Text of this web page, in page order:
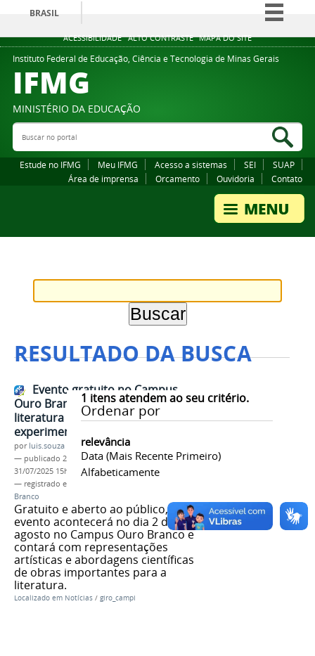
ACESSIBILIDADE ALTO CONTRASTE MAPA DO SITE
BRASIL
Simplifique!
Comunica BR
Legislação
Instituto Federal de Educação, Ciência e Tecnologia de Minas Gerais
IFMG
MINISTÉRIO DA EDUCAÇÃO
Buscar no portal
Estude no IFMG Meu IFMG Acesso a sistemas SEI
SUAP
Área de imprensa
Orcamento Ouvidoria Contato
RESULTADO DA BUSCA
1 itens atendem ao seu critério.
Ordenar por
relevância
Data (mais Recente Primeiro)
Alfabeticamente
Evento gratuito no Campus
Ouro Branco explora clássicos da
literatura com arte e
experimentação científica
por luis.souza
— publicado 23/07/2025 —última modificação
31/07/2025 15h18
— registrado em:
Branco
Gratuito e aberto ao público, o
evento acontecerá no dia 2 de
agosto no Campus Ouro Branco e
contará com representações
artísticas e abordagens científicas
de obras importantes para a
literatura.
Localizado em Notícias / giro_campi